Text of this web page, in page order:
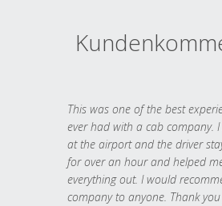
This was one of the best
ever had with a cab company.
at the airport and the driver
for over an hour and helped
everything out. I would
company to anyone. Thank